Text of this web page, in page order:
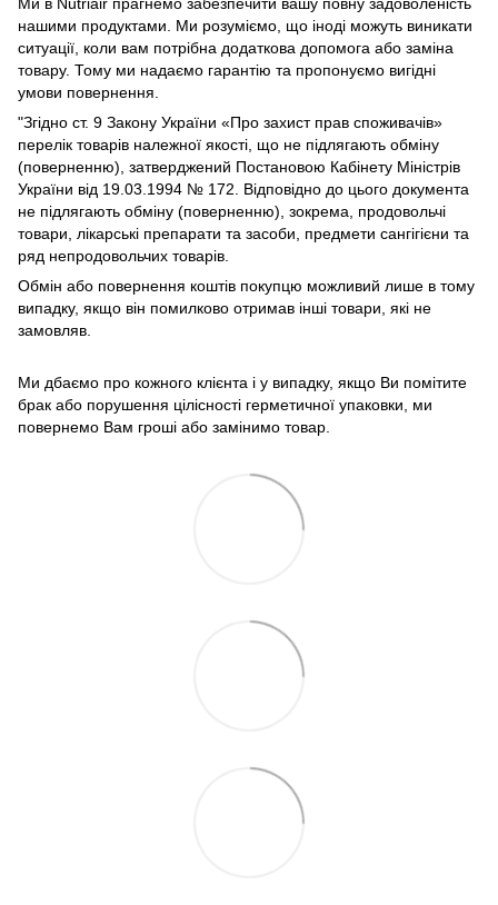
нашими продуктами. Ми розуміємо, що іноді можуть виникати
ситуації, коли вам потрібна додаткова допомога або заміна
товару. Тому ми надаємо гарантію та пропонуємо вигідні
умови повернення.
"Згідно ст. 9 Закону України «Про захист прав споживачів»
перелік товарів належної якості, що не підлягають обміну
(поверненню), затверджений Постановою Кабінету Міністрів
України від 19.03.1994 № 172. Відповідно до цього документа
не підлягають обміну (поверненню), зокрема, продовольчі
товари, лікарські препарати та засоби, предмети сангігієни та
ряд непродовольчих товарів.
Обмін або повернення коштів покупцю можливий лише в тому
випадку, якщо він помилково отримав інші товари, які не
замовляв.
Ми дбаємо про кожного клієнта і у випадку, якщо Ви помітите
брак або порушення цілісності герметичної упаковки, ми
повернемо Вам гроші або замінимо товар.